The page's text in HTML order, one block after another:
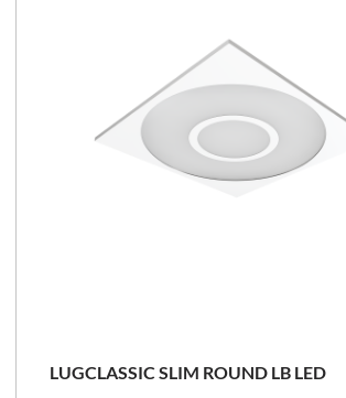
LUGCLASSIC SLIM ROUND LB LED